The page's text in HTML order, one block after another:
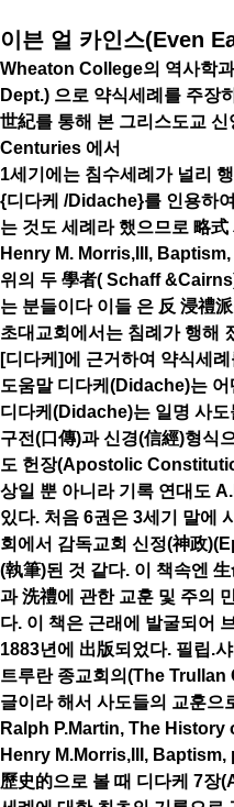
이븐 얼 카인스(Even
Wheaton College의 역사학
Dept.) 으로 약식세례를 주장
世紀를 통해 본 그리스도교
Centuries 에서
1세기에는 침수세례가 널리
{디다케 /Didache}를 인용하
는 것도 세례라 했으므로 略
Henry M. Morris,III,
위의 두 學者( Schaff
는 분들이다 이들 은 反 浸禮
초대교회에서는 침례가 행해
[디다케]에 근거하여 약식세
도움말 디다케(Didache)는 어
디다케(Didache)는 일명 사
구전(口傳)과 신경(信經)형식
도 헌장(Apostolic
상일 뿐 아니라 기록 연대도
있다. 처음 6권은 3세기 말에
회에서 감독교회 신정(神政
(執筆)된 것 같다. 이 책속엔
과 洗禮에 관한 교훈 및 주의
다. 이 책은 근래에 발굴되어
1883년에 出版되었다. 필립.
트루란 종교회의(The
글이라 해서 사도들의 교훈으
Ralph P.Martin, The
Henry M.Morris,III, Baptism,
歷史的으로 볼 때 디다케 7장